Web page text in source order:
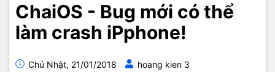
ChaiOS - Bug mới có thể
làm crash iPphone!
Chủ Nhật, 21/01/2018 hoang kien 3